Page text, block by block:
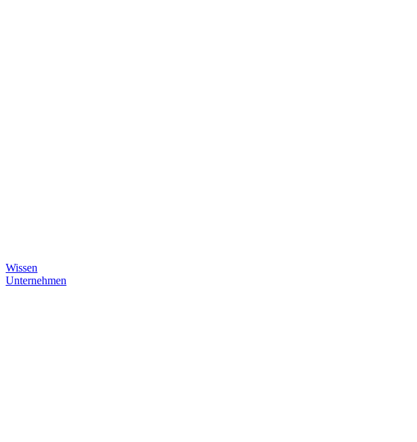
Wissen
Unternehmen